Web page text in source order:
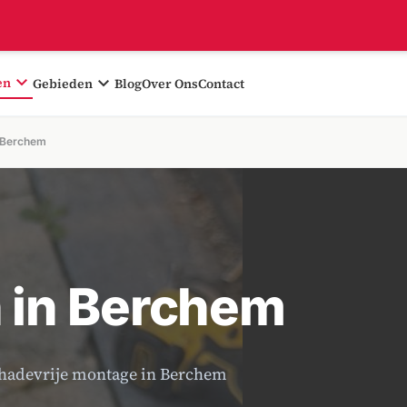
expand_more Gebiedenexpand_more BlogOver OnsContact
Berchem
montage in Berchem